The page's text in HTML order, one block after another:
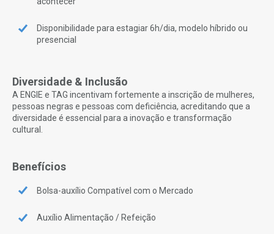
Disponibilidade para estagiar 6h/dia, modelo híbrido ou
presencial
Diversidade & Inclusão
A ENGIE e TAG incentivam fortemente a inscrição de mulheres,
pessoas negras e pessoas com deficiência, acreditando que a
diversidade é essencial para a inovação e transformação
cultural.
Benefícios
Bolsa-auxílio Compatível com o Mercado
Auxílio Alimentação / Refeição